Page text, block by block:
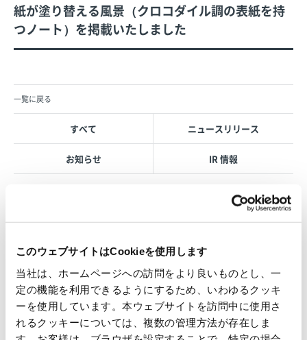
このウェブサイトはCookieを使用します
当社は、ホームページへの訪問をより良いものとし、一
定の機能を利用できるようにするため、いわゆるクッキ
ーを使用しています。本ウェブサイトを訪問中に使用さ
れるクッキーについては、複数の管理方法が存在しま
紙が塗り替える風景（クロコダイル調の表紙を持
つノート）を掲載いたしました
一覧に戻る
すべて ニュースリリース
お知らせ IR 情報
OVOL LOOP
グループ紹介映像【日本語版】
2026.07.17
事業紹介
動画
1845年の創業以来の歩み、グループが展開する5つの事業領域...